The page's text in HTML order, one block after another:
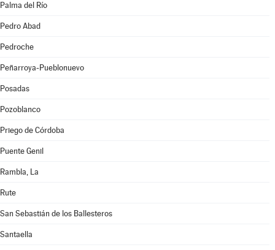
Palma del Río
Pedro Abad
Pedroche
Peñarroya-Pueblonuevo
Posadas
Pozoblanco
Priego de Córdoba
Puente Genil
Rambla, La
Rute
San Sebastián de los Ballesteros
Santaella